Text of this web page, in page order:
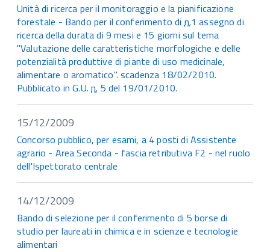
Unità di ricerca per il monitoraggio e la pianificazione
forestale - Bando per il conferimento di n.1 assegno di
ricerca della durata di 9 mesi e 15 giorni sul tema
"Valutazione delle caratteristiche morfologiche e delle
potenzialità produttive di piante di uso medicinale,
alimentare o aromatico". scadenza 18/02/2010.
Pubblicato in G.U.n. 5 del 19/01/2010.
15/12/2009
Concorso pubblico, per esami, a 4 posti di Assistente
agrario - Area Seconda - fascia retributiva F2 - nel ruolo
dell'Ispettorato centrale
14/12/2009
Bando di selezione per il conferimento di 5 borse di
studio per laureati in chimica e in scienze e tecnologie
alimentari